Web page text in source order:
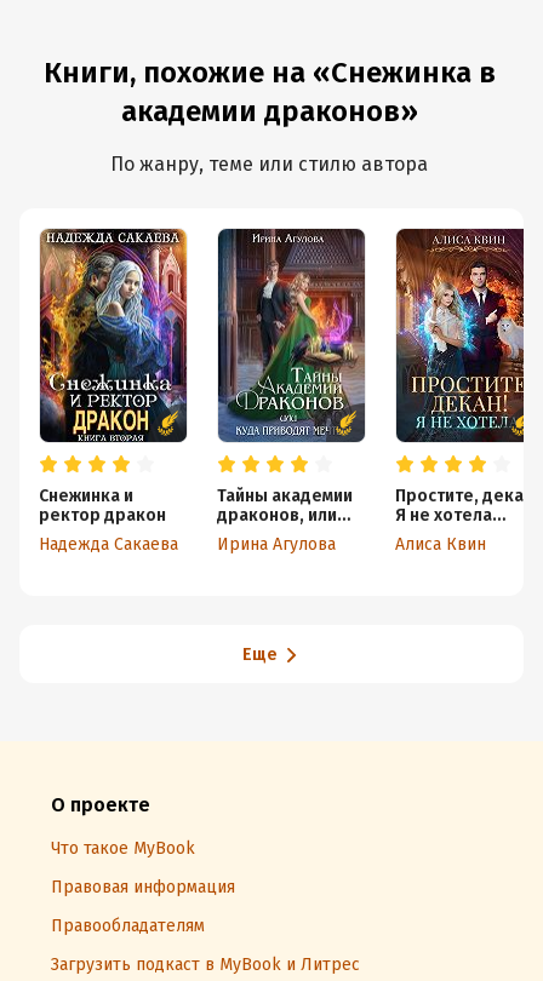
Книги, похожие на «Снежинка в
академии драконов»
По жанру, теме или стилю автора
Снежинка и
ректор дракон
Надежда Сакаева
Тайны академии
драконов, или
Куда приводят
мечты
Ирина Агулова
Простите, декан!
Я не хотела…
Алиса Квин
Еще
О проекте
Что такое MyBook
Правовая информация
Правообладателям
Загрузить подкаст в MyBook и Литрес